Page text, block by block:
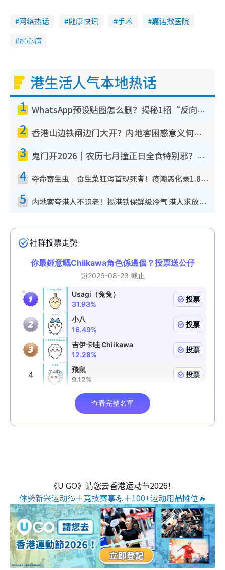
网络热话 健康快讯 手术
嘉诺撒医院
冠心病
港生活人气本地热话
1 WhatsApp预设贴图怎么删？揭秘1招“反向操作”还原简洁界面 附3步实测教程
2 香港山边铁闸边门大开？内地客困惑意义何在！网友神回复：这种叫法理性防御
3 鬼门开2026｜农历七月撞正日全食特别邪？专家警告切忌做一事！揭4大禁忌+2招保平安
4 夺命寄生虫｜食生菜狂泻首现死者！疫潮恶化录1.8万宗病例 揭洗菜3大谬误
5 内地客夸港人不识老！揭港铁保鲜级冷气 港人求放过：别投诉
《U GO》请您去香港运动节2026！
体验新兴运动💦＋竞技赛事💪＋100+运动用品摊位🔥